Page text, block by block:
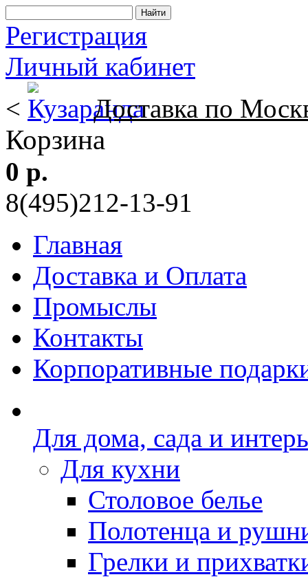
Регистрация
Личный кабинет
<
Доставка по
Корзина
0 р.
8(495)212-13-91
Главная
Доставка и Оплата
Промыслы
Контакты
Корпоративные
Для дома, сада и
Для кухни
Столовое белье
Полотенца и
Грелки и